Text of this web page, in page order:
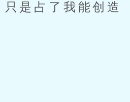
是占了我能创造